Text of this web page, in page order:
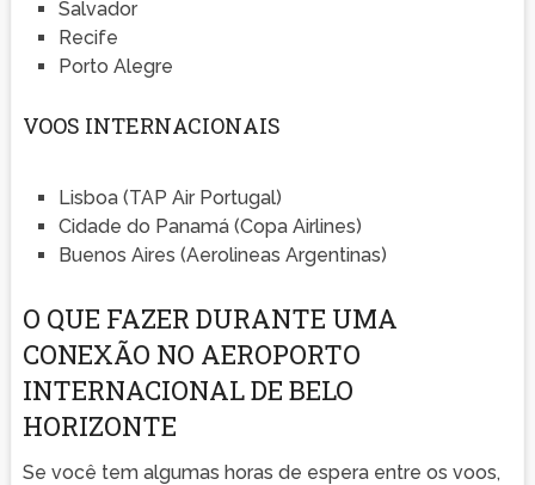
Salvador
Recife
Porto Alegre
VOOS INTERNACIONAIS
Lisboa (TAP Air Portugal)
Cidade do Panamá (Copa Airlines)
Buenos Aires (Aerolineas Argentinas)
O QUE FAZER DURANTE UMA
CONEXÃO NO AEROPORTO
INTERNACIONAL DE BELO
HORIZONTE
Se você tem algumas horas de espera entre os voos,